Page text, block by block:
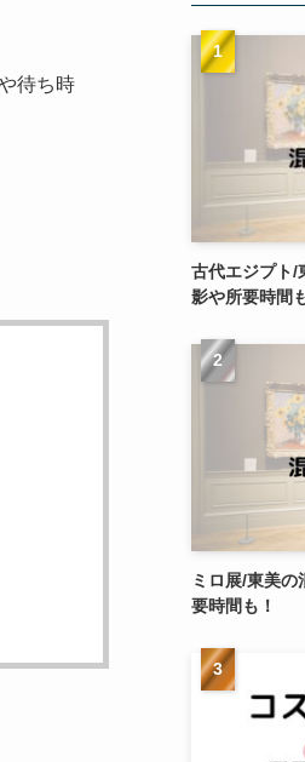
待ち時
古代エジプト/
影や所要時間
ミロ展/東美
要時間も！